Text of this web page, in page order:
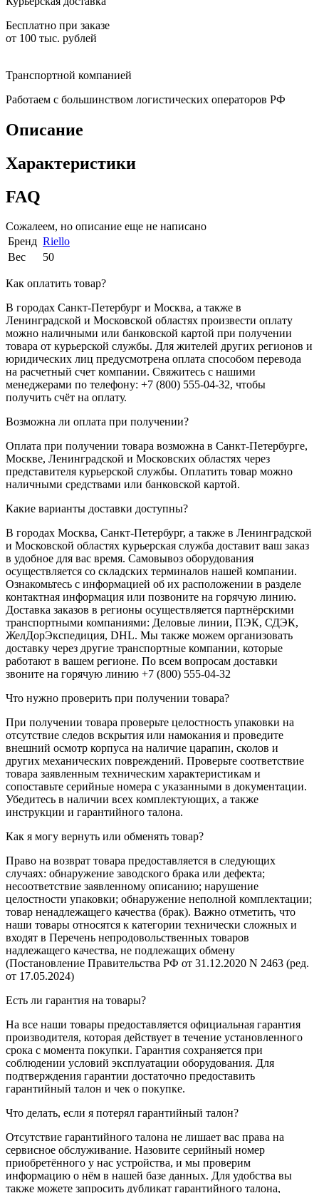
Бесплатно при заказе
от 100 тыс. рублей
Транспортной компанией
Работаем с большинством логистических операторов РФ
Описание
Характеристики
FAQ
Сожалеем, но описание еще не написано
Бренд Riello
Вес
50
Как оплатить товар?
В городах Санкт-Петербург и Москва, а также в
Ленинградской и Московской областях произвести оплату
можно наличными или банковской картой при получении
товара от курьерской службы. Для жителей других регионов и
юридических лиц предусмотрена оплата способом перевода
на расчетный счет компании. Свяжитесь с нашими
менеджерами по телефону: +7 (800) 555-04-32, чтобы
получить счёт на оплату.
Возможна ли оплата при получении?
Оплата при получении товара возможна в Санкт-Петербурге,
Москве, Ленинградской и Московских областях через
представителя курьерской службы. Оплатить товар можно
наличными средствами или банковской картой.
Какие варианты доставки доступны?
В городах Москва, Санкт-Петербург, а также в Ленинградской
и Московской областях курьерская служба доставит ваш заказ
в удобное для вас время. Самовывоз оборудования
осуществляется со складских терминалов нашей компании.
Ознакомьтесь с информацией об их расположении в разделе
контактная информация или позвоните на горячую линию.
Доставка заказов в регионы осуществляется партнёрскими
транспортными компаниями: Деловые линии, ПЭК, СДЭК,
ЖелДорЭкспедиция, DHL. Мы также можем организовать
доставку через другие транспортные компании, которые
работают в вашем регионе. По всем вопросам доставки
звоните на горячую линию +7 (800) 555-04-32
Что нужно проверить при получении товара?
При получении товара проверьте целостность упаковки на
отсутствие следов вскрытия или намокания и проведите
внешний осмотр корпуса на наличие царапин, сколов и
других механических повреждений. Проверьте соответствие
товара заявленным техническим характеристикам и
сопоставьте серийные номера с указанными в документации.
Убедитесь в наличии всех комплектующих, а также
инструкции и гарантийного талона.
Как я могу вернуть или обменять товар?
Право на возврат товара предоставляется в следующих
случаях: обнаружение заводского брака или дефекта;
несоответствие заявленному описанию; нарушение
целостности упаковки; обнаружение неполной комплектации;
товар ненадлежащего качества (брак). Важно отметить, что
наши товары относятся к категории технически сложных и
входят в Перечень непродовольственных товаров
надлежащего качества, не подлежащих обмену
(Постановление Правительства РФ от 31.12.2020 N 2463 (ред.
от 17.05.2024)
Есть ли гарантия на товары?
На все наши товары предоставляется официальная гарантия
производителя, которая действует в течение установленного
срока с момента покупки. Гарантия сохраняется при
соблюдении условий эксплуатации оборудования. Для
подтверждения гарантии достаточно предоставить
гарантийный талон и чек о покупке.
Что делать, если я потерял гарантийный талон?
Отсутствие гарантийного талона не лишает вас права на
сервисное обслуживание. Назовите серийный номер
приобретённого у нас устройства, и мы проверим
информацию о нём в нашей базе данных. Для удобства вы
также можете запросить дубликат гарантийного талона,